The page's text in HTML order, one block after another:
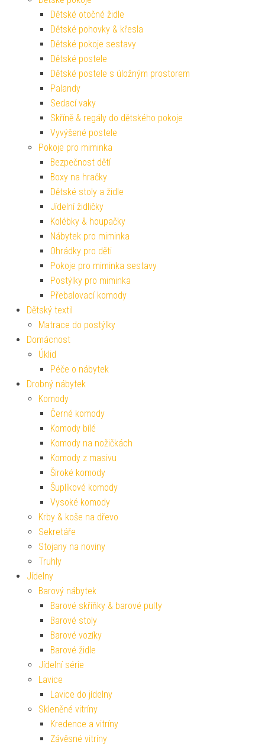
Dětské otočné židle
Dětské pohovky & křesla
Dětské pokoje sestavy
Dětské postele
Dětské postele s úložným prostorem
Palandy
Sedací vaky
Skříně & regály do dětského pokoje
Vyvýšené postele
Pokoje pro miminka
Bezpečnost dětí
Boxy na hračky
Dětské stoly a židle
Jídelní židličky
Kolébky & houpačky
Nábytek pro miminka
Ohrádky pro děti
Pokoje pro miminka sestavy
Postýlky pro miminka
Přebalovací komody
Dětský textil
Matrace do postýlky
Domácnost
Úklid
Péče o nábytek
Drobný nábytek
Komody
Černé komody
Komody bílé
Komody na nožičkách
Komody z masivu
Široké komody
Šuplíkové komody
Vysoké komody
Krby & koše na dřevo
Sekretáře
Stojany na noviny
Truhly
Jídelny
Barový nábytek
Barové skříňky & barové pulty
Barové stoly
Barové vozíky
Barové židle
Jídelní série
Lavice
Lavice do jídelny
Skleněné vitríny
Kredence a vitríny
Závěsné vitríny